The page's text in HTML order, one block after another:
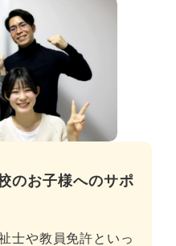
のお子様へのサポ
士や教員免許といっ